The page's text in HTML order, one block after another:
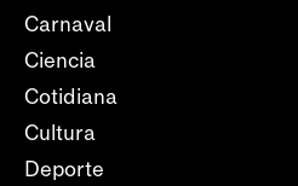
Carnaval
Ciencia
Cotidiana
Cultura
Deporte